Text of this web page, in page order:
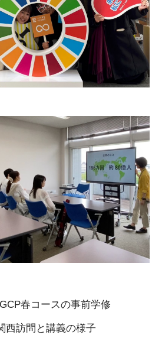
春コースの事前学修
西訪問と講義の様子